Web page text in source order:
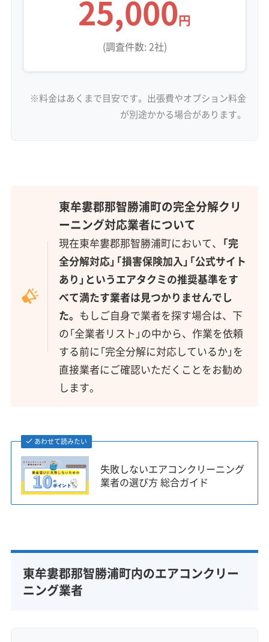
25,000円
(調査件数: 2社)
※料金はあくまで目安です。出張費やオプション料金
が別途かかる場合があります。
東牟婁郡那智勝浦町の完全分解クリ
ーニング対応業者について
現在東牟婁郡那智勝浦町において、 「完
全分解対応」「損害保険加入」「公式サイト
あり」というエアタクミの推奨基準をす
べて満たす業者は見つかりませんでし
た。 もしご自身で業者を探す場合は、下
の「全業者リスト」の中から、作業を依頼
する前に「完全分解に対応しているか」を
直接業者にご確認いただくことをお勧め
します。
あわせて読みたい
失敗しないエアコンクリーニング
業者の選び方 総合ガイド
東牟婁郡那智勝浦町内のエアコンクリー
ニング業者